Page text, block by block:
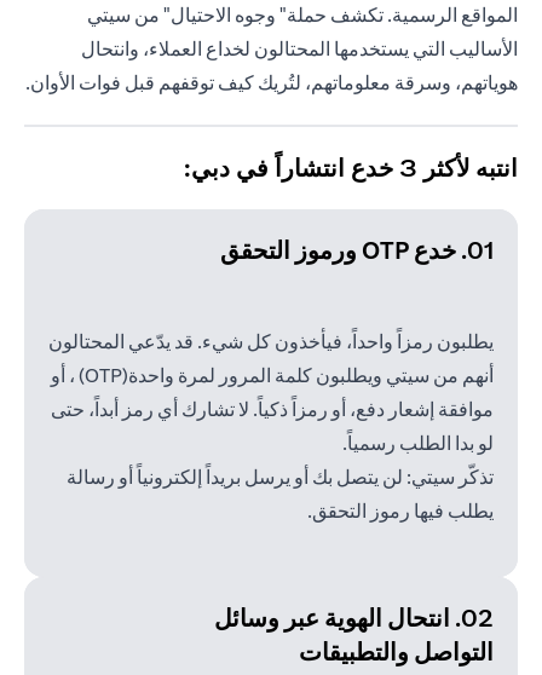
المواقع الرسمية. تكشف حملة" وجوه الاحتيال" من سيتي
الأساليب التي يستخدمها المحتالون لخداع العملاء، وانتحال
هوياتهم، وسرقة معلوماتهم، لتُريك كيف توقفهم قبل فوات الأوان.
انتبه لأكثر 3 خدع انتشاراً في دبي:
01. خدع OTP ورموز التحقق
يطلبون رمزاً واحداً، فيأخذون كل شيء. قد يدّعي المحتالون
أنهم من سيتي ويطلبون كلمة المرور لمرة واحدة(OTP) ، أو
موافقة إشعار دفع، أو رمزاً ذكياً. لا تشارك أي رمز أبداً، حتى
لو بدا الطلب رسمياً.
تذكّر سيتي: لن يتصل بك أو يرسل بريداً إلكترونياً أو رسالة
يطلب فيها رموز التحقق.
02. انتحال الهوية عبر وسائل
التواصل والتطبيقات